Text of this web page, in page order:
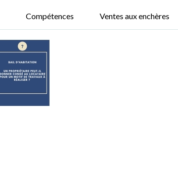
Compétences Ventes aux enchères